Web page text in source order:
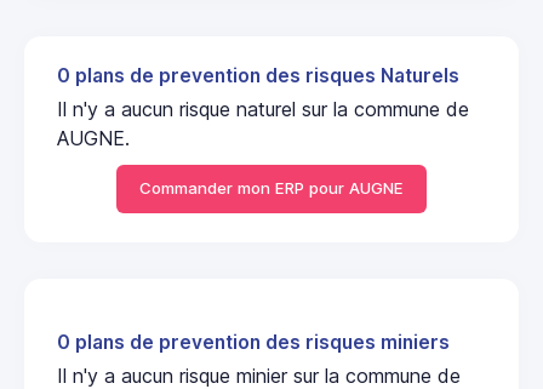
0 plans de prevention des risques Naturels
Il n'y a aucun risque naturel sur la commune de
AUGNE.
Commander mon ERP pour AUGNE
0 plans de prevention des risques miniers
Il n'y a aucun risque minier sur la commune de